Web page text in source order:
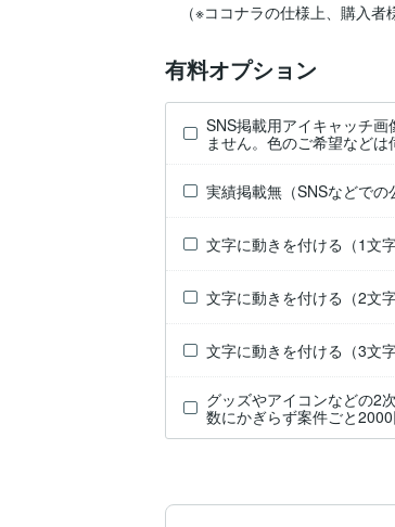
有料オプション
SNS掲載用アイキャッチ
ません。色のご希望などは
実績掲載無（SNSなどでの
文字に動きを付ける（1文
文字に動きを付ける（2文
文字に動きを付ける（3文
グッズやアイコンなどの2
数にかぎらず案件ごと